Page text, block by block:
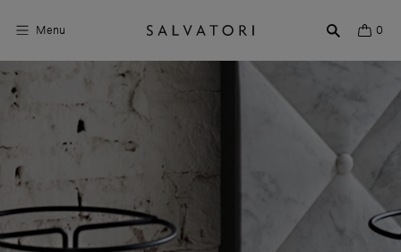
Menu 0
Superfici
Arredo bagno
Arredo casa
Ambienti